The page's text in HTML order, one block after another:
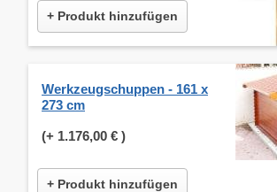
+ Produkt hinzufügen
Werkzeugschuppen - 161 x
273 cm
(+ 1.176,00 € )
+ Produkt hinzufügen